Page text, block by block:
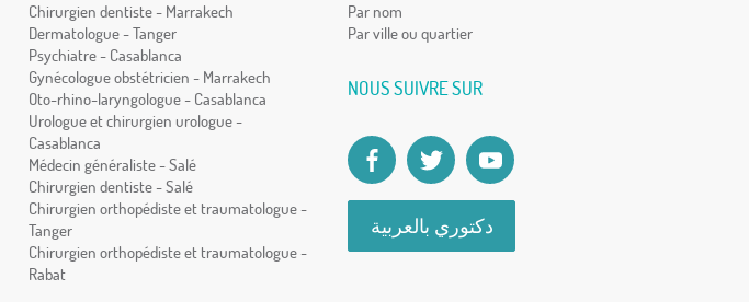
Chirurgien dentiste - Marrakech
Dermatologue - Tanger
Psychiatre - Casablanca
Gynécologue obstétricien - Marrakech
Oto-rhino-laryngologue - Casablanca
Urologue et chirurgien urologue -
Casablanca
Médecin généraliste - Salé
Chirurgien dentiste - Salé
Chirurgien orthopédiste et traumatologue -
Tanger
Chirurgien orthopédiste et traumatologue -
Rabat
Par nom
Par ville ou quartier
NOUS SUIVRE SUR
دكتوري بالعربية